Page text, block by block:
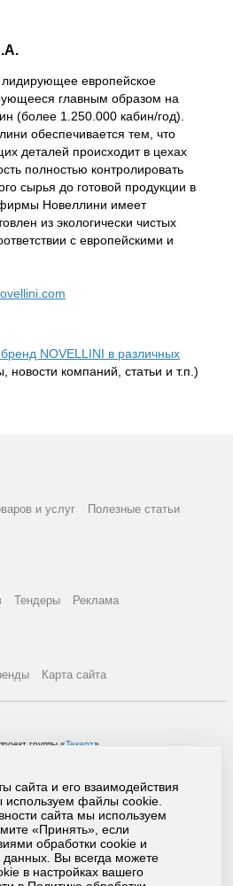
европейское
главным образом на
(более 1.250.000 кабин/год).
обеспечивается тем, что
деталей происходит в цехах
полностью контролировать
сырья до готовой продукции в
Новеллини имеет
из экологически чистых
с европейскими и
бренд NOVELLINI в различных
новости компаний, статьи и т.п.)
и услуг
Полезные статьи
Тендеры Реклама
Карта сайта
группы «Текарт»
вы можете связаться с нашей
данных
сайта и его взаимодействия
используем файлы cookie.
сайта мы используем
«Принять», если
обработки cookie и
Вы всегда можете
в настройках вашего